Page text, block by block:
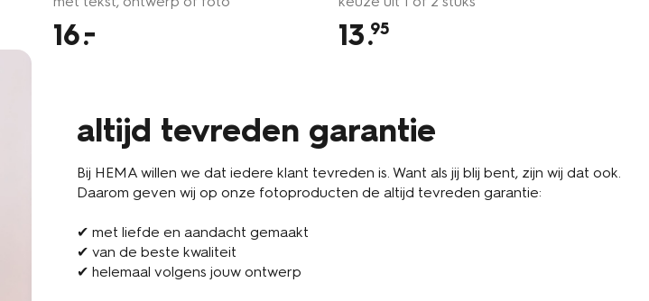
16 13.95
altijd tevreden garantie
Bij HEMA willen we dat iedere klant tevreden is. Want als jij blij bent, zijn wij dat ook.
Daarom geven wij op onze fotoproducten de altijd tevreden garantie:
✔ met liefde en aandacht gemaakt
✔ van de beste kwaliteit
✔ helemaal volgens jouw ontwerp